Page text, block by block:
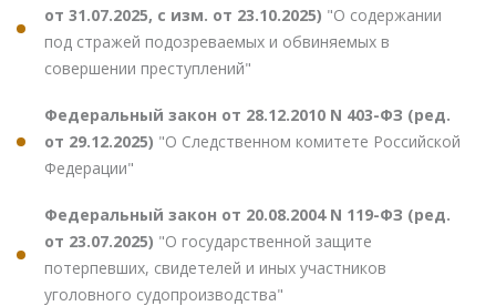
от 31.07.2025, с изм. от 23.10.2025) "О содержании
под стражей подозреваемых и обвиняемых в
совершении преступлений"
Федеральный закон от 28.12.2010 N 403-ФЗ (ред.
от 29.12.2025) "О Следственном комитете Российской
Федерации"
Федеральный закон от 20.08.2004 N 119-ФЗ (ред.
от 23.07.2025) "О государственной защите
потерпевших, свидетелей и иных участников
уголовного судопроизводства"